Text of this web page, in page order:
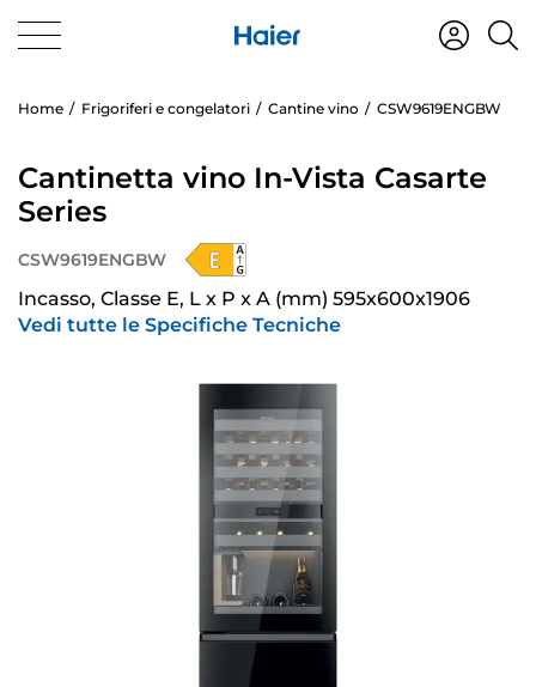
Home Frigoriferi e congelatori Cantine vino CSW9619ENGBW
Cantinetta vino In-Vista Casarte
Series
CSW9619ENGBW
Incasso, Classe E, L x P x A (mm) 595x600x1906
Vedi tutte le Specifiche Tecniche